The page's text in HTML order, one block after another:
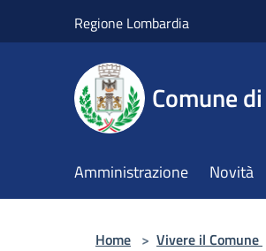
Regione Lombardia
Comune
Amministrazione Novità
Home > Vivere il Comune